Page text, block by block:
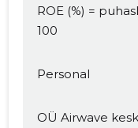
ROE (%) =
100
Personal
OÜ Airwave